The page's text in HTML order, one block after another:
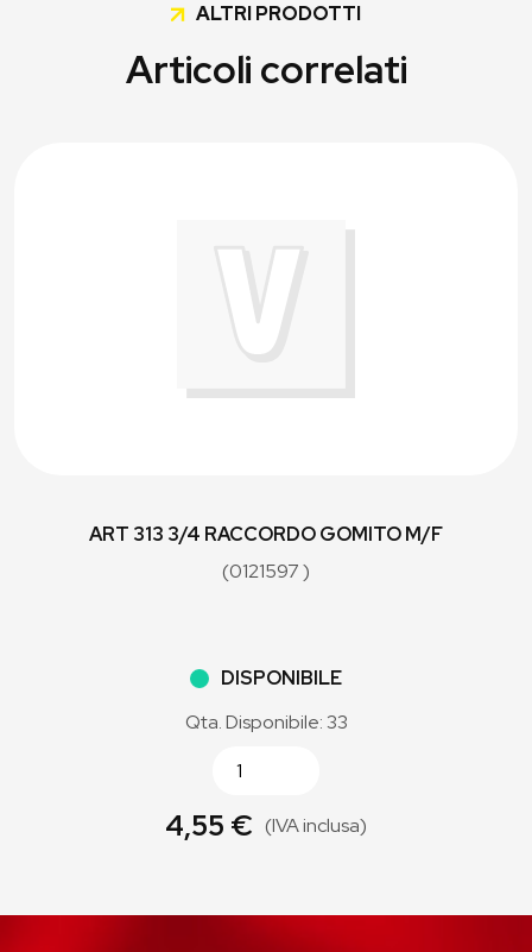
ALTRI PRODOTTI
Articoli correlati
ART 313 3/4 RACCORDO GOMITO M/F
(0121597 )
DISPONIBILE
Qta. Disponibile: 33
4,55 € (IVA inclusa)